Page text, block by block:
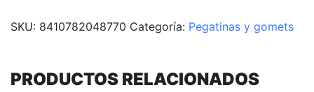
SKU: 8410782048770 Categoría: Pegatinas y gomets
PRODUCTOS RELACIONADOS